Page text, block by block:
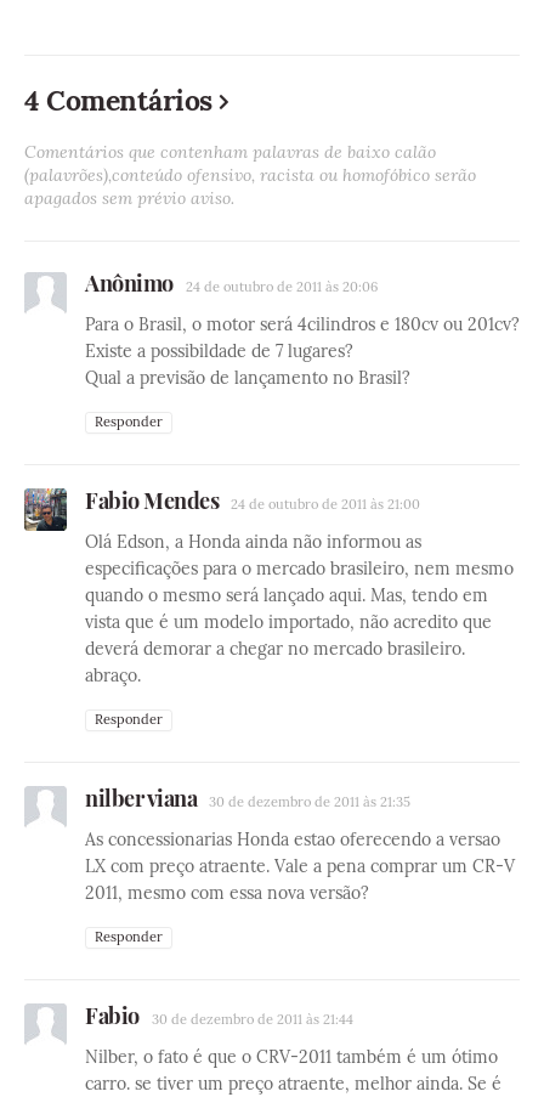
4 Comentários
Comentários que contenham palavras de baixo calão
(palavrões),conteúdo ofensivo, racista ou homofóbico serão
apagados sem prévio aviso.
Anônimo 24 de outubro de 2011 às 20:06
Para o Brasil, o motor será 4cilindros e 180cv ou 201cv?
Existe a possibildade de 7 lugares?
Qual a previsão de lançamento no Brasil?
Responder
Fabio Mendes 24 de outubro de 2011 às 21:00
Olá Edson, a Honda ainda não informou as
especificações para o mercado brasileiro, nem mesmo
quando o mesmo será lançado aqui. Mas, tendo em
vista que é um modelo importado, não acredito que
deverá demorar a chegar no mercado brasileiro.
abraço.
Responder
nilber viana 30 de dezembro de 2011 às 21:35
As concessionarias Honda estao oferecendo a versao
LX com preço atraente. Vale a pena comprar um CR-V
2011, mesmo com essa nova versão?
Responder
Fabio 30 de dezembro de 2011 às 21:44
Nilber, o fato é que o CRV-2011 também é um ótimo
carro. se tiver um preço atraente, melhor ainda. Se é